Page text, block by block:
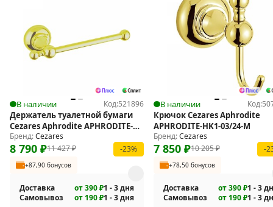
В наличии Код:521896
Держатель туалетной бумаги
Cezares Aphrodite APHRODITE-
TH04-03/24-M
Бренд:Cezares
11 427₽
8 790 ₽ -23%
+87,90 бонусов
Доставка от 390 ₽1 - 3 дня
Самовывоз
от 190 ₽1 - 3 дня
В наличии Код:
Крючок Cezares Aphrodite
APHRODITE-HK1-03/24-M
Бренд:Cezares
10 205₽
7 850 ₽ -
+78,50 бонусов
Доставка от 390 ₽1 - 3
Самовывоз
от 190 ₽1 - 3